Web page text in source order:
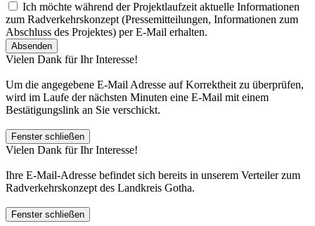
Ich möchte während der Projektlaufzeit aktuelle Informationen
zum Radverkehrskonzept (Pressemitteilungen, Informationen zum
Abschluss des Projektes) per E-Mail erhalten.
Absenden
Vielen Dank für Ihr Interesse!
Um die angegebene E-Mail Adresse auf Korrektheit zu überprüfen,
wird im Laufe der nächsten Minuten eine E-Mail mit einem
Bestätigungslink an Sie verschickt.
Fenster schließen
Vielen Dank für Ihr Interesse!
Ihre E-Mail-Adresse befindet sich bereits in unserem Verteiler zum
Radverkehrskonzept des Landkreis Gotha.
Fenster schließen